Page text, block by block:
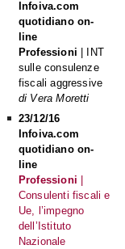
Infoiva.com
quotidiano on-
line
Professioni | INT
sulle consulenze
fiscali aggressive
di Vera Moretti
23/12/16
Infoiva.com
quotidiano on-
line
Professioni |
Consulenti fiscali e
Ue, l’impegno
dell’Istituto
Nazionale